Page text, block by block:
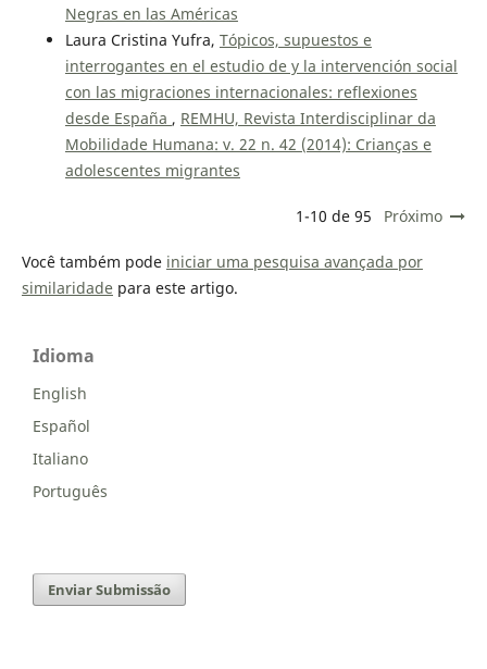
Negras en las Américas
Laura Cristina Yufra, Tópicos, supuestos e
interrogantes en el estudio de y la intervención social
con las migraciones internacionales: reflexiones
desde España , REMHU, Revista Interdisciplinar da
Mobilidade Humana: v. 22 n. 42 (2014): Crianças e
adolescentes migrantes
1-10 de 95 Próximo
Você também pode iniciar uma pesquisa avançada por
similaridadepara este artigo.
Idioma
English
Español
Italiano
Português
Enviar Submissão